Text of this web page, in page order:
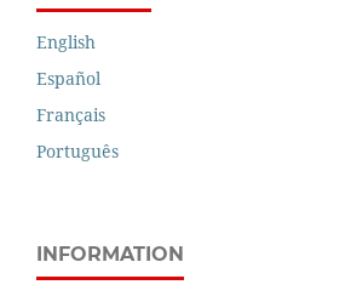
English
Español
Français
Português
INFORMATION